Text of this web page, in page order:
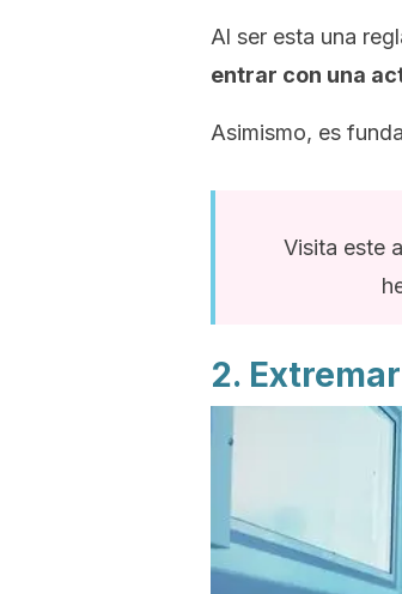
Al ser esta una
entrar con una
Asimismo, es
Visita este
2.